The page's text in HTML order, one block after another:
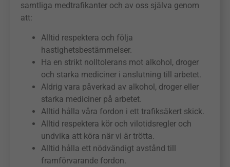
samtliga medtrafikanter och av oss själva genom
att:
Alltid respektera och följa
hastighetsbestämmelser.
Ha en strikt nolltolerans mot alkohol, droger
och starka mediciner i anslutning till arbetet.
Aldrig vara påverkad av alkohol, droger eller
starka mediciner på arbetet.
Alltid hålla våra fordon i ett trafiksäkert skick.
Alltid respektera kör och vilotidsregler och
undvika att köra när vi är trötta.
Alltid hålla ett nödvändigt avstånd till
framförvarande fordon.